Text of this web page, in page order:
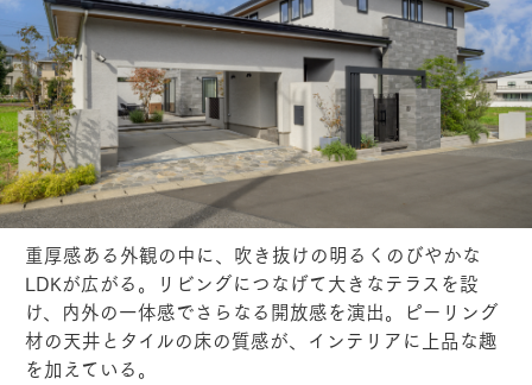
重厚感ある外観の中に、吹き抜けの明るくのびやかな
LDKが広がる。リビングにつなげて大きなテラスを設
け、内外の一体感でさらなる開放感を演出。ピーリング
材の天井とタイルの床の質感が、インテリアに上品な趣
を加えている。